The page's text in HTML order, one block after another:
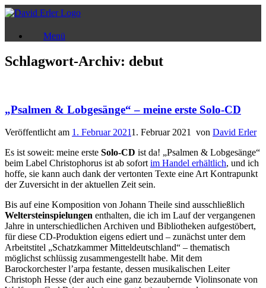
Zum
Inhalt
Menü
Schlagwort-Archiv: debut
„Psalmen & Lobgesänge“ – meine erste Solo-CD
Veröffentlicht am 1. Februar 20211. Februar 2021 von David Erler
Es ist soweit: meine erste Solo-CD ist da! „Psalmen & Lobgesänge“
beim Label Christophorus ist ab sofort im Handel erhältlich, und ich
hoffe, sie kann auch dank der vertonten Texte eine Art Kontrapunkt
der Zuversicht in der aktuellen Zeit sein.
Bis auf eine Komposition von Johann Theile sind ausschließlich
Weltersteinspielungen enthalten, die ich im Lauf der vergangenen
Jahre in unterschiedlichen Archiven und Bibliotheken aufgestöbert,
für diese CD-Produktion eigens ediert und – zunächst unter dem
Arbeitstitel „Schatzkammer Mitteldeutschland“ – thematisch
möglichst schlüssig zusammengestellt habe. Mit dem
Barockorchester l’arpa festante, dessen musikalischen Leiter
Christoph Hesse (der auch eine ganz bezaubernde Violinsonate von